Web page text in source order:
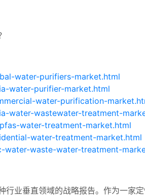
water-purifiers-market.html
water-purifier-market.html
water-purification-
water-wastewater-treatment-
water-treatment-market.html
water-treatment-market.html
waste-water-treatment-
行业垂直领域的战略报告。作为一家